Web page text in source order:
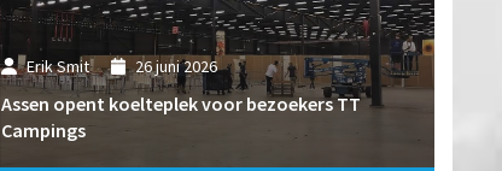
Erik Smit 26 juni 2026
Assen opent koelteplek voor bezoekers TT
Campings